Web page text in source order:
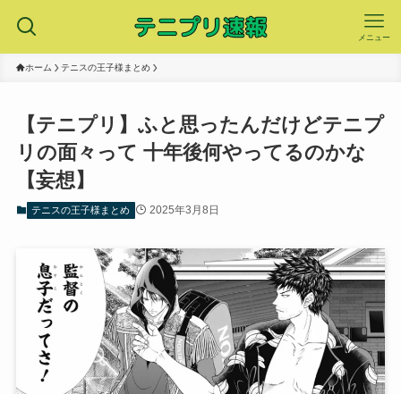
メニュー
ホーム テニスの王子様まとめ
【テニプリ】ふと思ったんだけどテニプ
リの面々って 十年後何やってるのかな
【妄想】
テニスの王子様まとめ 2025年3月8日